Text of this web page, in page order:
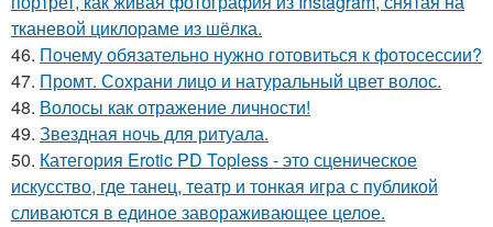
тканевой циклораме из шёлка.
46. Почему обязательно нужно готовиться к фотосессии?
47. Промт. Сохрани лицо и натуральный цвет волос.
48. Волосы как отражение личности!
49. Звездная ночь для ритуала.
50. Категория Erotic PD Topless - это сценическое
искусство, где танец, театр и тонкая игра с публикой
сливаются в единое завораживающее целое.